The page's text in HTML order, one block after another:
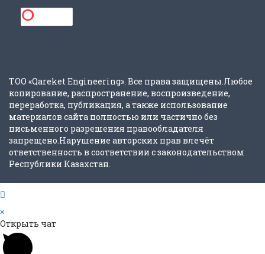
ТОО «Qareket Engineering». Все права защищены.Любое
копирование, распространение, воспроизведение,
переработка, публикация, а также использование
материалов сайта полностью или частично без
письменного разрешения правообладателя
запрещено.Нарушение авторских прав влечёт
ответственность в соответствии с законодательством
Республики Казахстан.
×
Открыть чат